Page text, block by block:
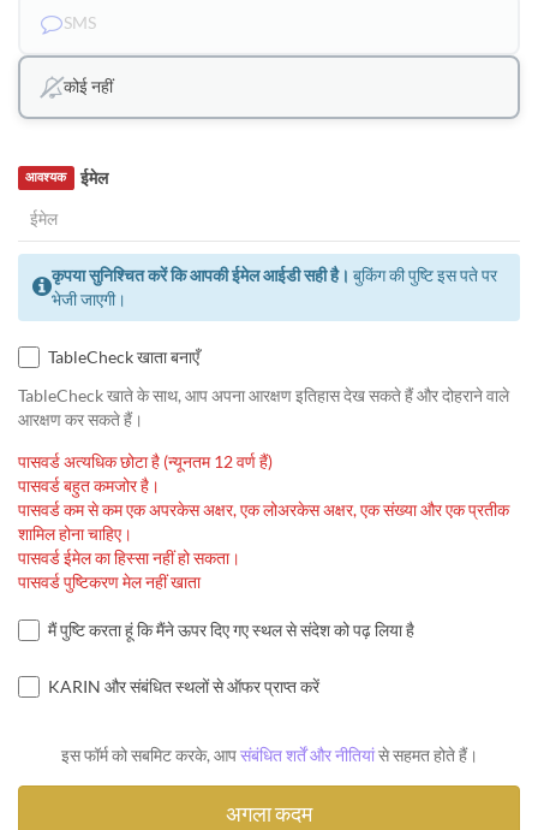
SMS
कोई नहीं
ईमेल
आवश्यक
कृपया सुनिश्चित करें कि आपकी ईमेल आईडी सही है। बुकिंग की पुष्टि इस पते पर
भेजी जाएगी।
TableCheck खाता बनाएँ
TableCheck खाते के साथ, आप अपना आरक्षण इतिहास देख सकते हैं और दोहराने वाले
आरक्षण कर सकते हैं।
पासवर्ड अत्यधिक छोटा है (न्यूनतम 12 वर्ण हैं)
पासवर्ड बहुत कमजोर है।
पासवर्ड कम से कम एक अपरकेस अक्षर, एक लोअरकेस अक्षर, एक संख्या और एक प्रतीक
शामिल होना चाहिए।
पासवर्ड ईमेल का हिस्सा नहीं हो सकता।
पासवर्ड पुष्टिकरण मेल नहीं खाता
मैं पुष्टि करता हूं कि मैंने ऊपर दिए गए स्थल से संदेश को पढ़ लिया है
KARIN और संबंधित स्थलों से ऑफर प्राप्त करें
इस फॉर्म को सबमिट करके, आपसंबंधित शर्तें और नीतियांसे सहमत होते हैं।